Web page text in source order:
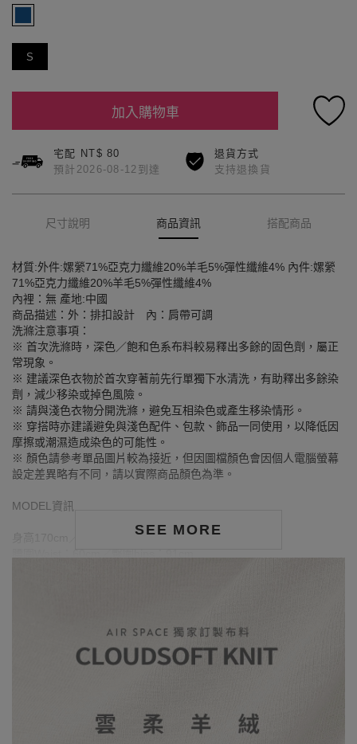
S
加入購物車
宅配 NT$ 80
預計2026-08-12到達
退貨方式
支持退換貨
尺寸說明 商品資訊 搭配商品
SEE MORE
材質:外件:嫘縈71%亞克力纖維20%羊毛5%彈性纖維4% 內件:嫘縈
71%亞克力纖維20%羊毛5%彈性纖維4%
內裡：無 產地:中國
商品描述：外：排扣設計 內：肩帶可調
洗滌注意事項：
※ 首次洗滌時，深色／飽和色系布料較易釋出多餘的固色劑，屬正
常現象。
※ 建議深色衣物於首次穿著前先行單獨下水清洗，有助釋出多餘染
劑，減少移染或掉色風險。
※ 請與淺色衣物分開洗滌，避免互相染色或產生移染情形。
※ 穿搭時亦建議避免與淺色配件、包款、飾品一同使用，以降低因
摩擦或潮濕造成染色的可能性。
※ 顏色請參考單品圖片較為接近，但因圖檔顏色會因個人電腦螢幕
設定差異略有不同，請以實際商品顏色為準。
MODEL資訊
身高170cm／胸圍Bust：81cm